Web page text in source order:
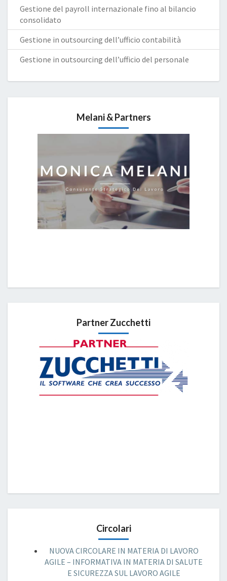
Gestione del payroll internazionale fino al bilancio
consolidato
Gestione in outsourcing dell’ufficio contabilità
Gestione in outsourcing dell’ufficio del personale
Melani & Partners
Partner Zucchetti
Circolari
NUOVA CIRCOLARE IN MATERIA DI LAVORO
AGILE – INFORMATIVA IN MATERIA DI SALUTE
E SICUREZZA SUL LAVORO AGILE